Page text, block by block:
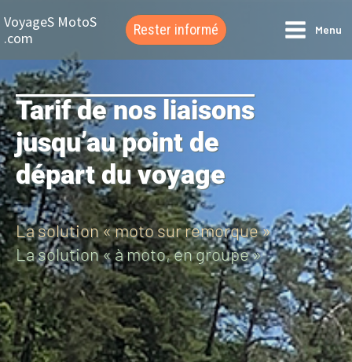
au
VoyageS MotoS
.com
Rester informé Menu
Tarif de nos liaisons
jusqu’au point de
départ du voyage
La solution « moto sur remorque »
La solution « à moto, en groupe »